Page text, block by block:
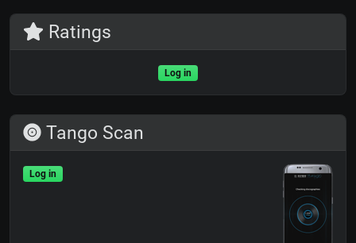
Ratings
Log in
Tango Scan
Log in